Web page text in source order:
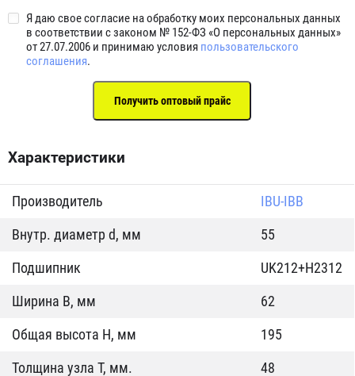
Я даю свое согласие на обработку моих персональных данных
в соответствии с законом № 152-ФЗ «О персональных данных»
от 27.07.2006 и принимаю условия пользовательского
соглашения.
Характеристики
Производитель
IBU-IBB
Внутр. диаметр d, мм
55
Подшипник
UK212+H2312
Ширина B, мм
62
Общая высота H, мм
195
Толщина узла T, мм.
48